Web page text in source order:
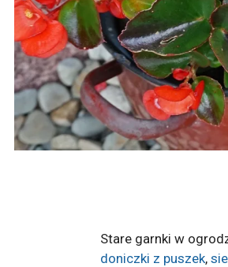
Stare garnki w
doniczki z puszek,